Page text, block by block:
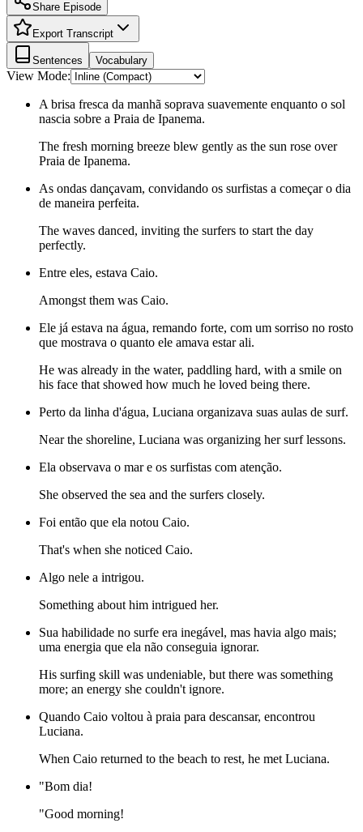
Share Episode
Export Transcript
Sentences Vocabulary
View Mode:
A brisa fresca da manhã soprava suavemente enquanto o sol
nascia sobre a Praia de Ipanema.
The fresh morning breeze blew gently as the sun rose over
Praia de Ipanema.
As ondas dançavam, convidando os surfistas a começar o dia
de maneira perfeita.
The waves danced, inviting the surfers to start the day
perfectly.
Entre eles, estava Caio.
Amongst them was Caio.
Ele já estava na água, remando forte, com um sorriso no rosto
que mostrava o quanto ele amava estar ali.
He was already in the water, paddling hard, with a smile on
his face that showed how much he loved being there.
Perto da linha d'água, Luciana organizava suas aulas de surf.
Near the shoreline, Luciana was organizing her surf lessons.
Ela observava o mar e os surfistas com atenção.
She observed the sea and the surfers closely.
Foi então que ela notou Caio.
That's when she noticed Caio.
Algo nele a intrigou.
Something about him intrigued her.
Sua habilidade no surfe era inegável, mas havia algo mais;
uma energia que ela não conseguia ignorar.
His surfing skill was undeniable, but there was something
more; an energy she couldn't ignore.
Quando Caio voltou à praia para descansar, encontrou
Luciana.
When Caio returned to the beach to rest, he met Luciana.
"Bom dia!
"Good morning!